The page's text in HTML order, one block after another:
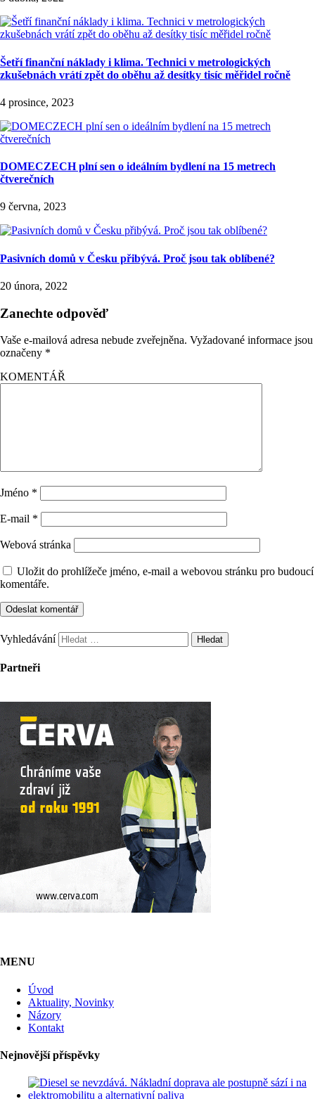
Šetří finanční náklady i klima. Technici v metrologických
zkušebnách vrátí zpět do oběhu až desítky tisíc měřidel ročně
4 prosince, 2023
DOMECZECH plní sen o ideálním bydlení na 15 metrech
čtverečních
9 června, 2023
Pasivních domů v Česku přibývá. Proč jsou tak oblíbené?
20 února, 2022
Zanechte odpověď
Vaše e-mailová adresa nebude zveřejněna. Vyžadované informace jsou
označeny *
KOMENTÁŘ
Jméno *
E-mail *
Webová stránka
Uložit do prohlížeče jméno, e-mail a webovou stránku pro budoucí
komentáře.
Vyhledávání
Partneři
MENU
Úvod
Aktuality, Novinky
Názory
Kontakt
Nejnovější příspěvky